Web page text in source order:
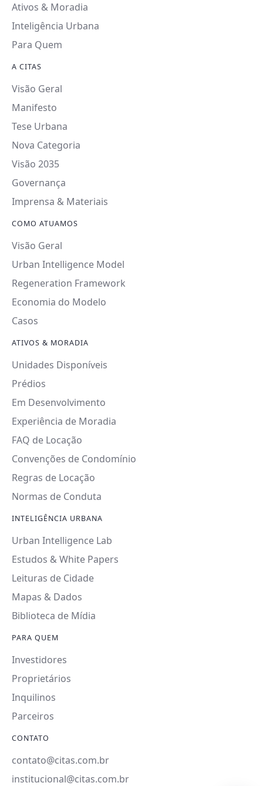
Ativos & Moradia
Inteligência Urbana
Para Quem
A CITAS
Visão Geral
Manifesto
Tese Urbana
Nova Categoria
Visão 2035
Governança
Imprensa & Materiais
COMO ATUAMOS
Visão Geral
Urban Intelligence Model
Regeneration Framework
Economia do Modelo
Casos
ATIVOS & MORADIA
Unidades Disponíveis
Prédios
Em Desenvolvimento
Experiência de Moradia
FAQ de Locação
Convenções de Condomínio
Regras de Locação
Normas de Conduta
INTELIGÊNCIA URBANA
Urban Intelligence Lab
Estudos & White Papers
Leituras de Cidade
Mapas & Dados
Biblioteca de Mídia
PARA QUEM
Investidores
Proprietários
Inquilinos
Parceiros
CONTATO
contato@citas.com.br
institucional@citas.com.br